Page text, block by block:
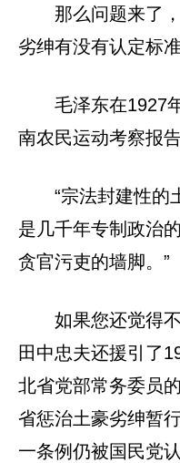
那么问题来了
劣绅有没有认定标
毛泽东在1927
南农民运动考察报
“宗法封建性的
是几千年专制政治
贪官污吏的墙脚。”
如果您还觉得
田中忠夫还援引了
北省党部常务委员
省惩治土豪劣绅暂
一条例仍被国民党